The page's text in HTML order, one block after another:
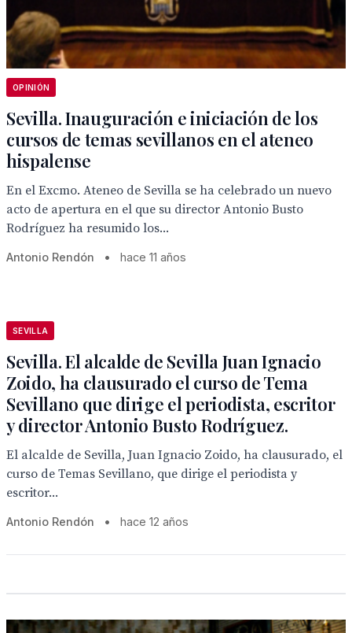
OPINIÓN
Sevilla. Inauguración e iniciación de los
cursos de temas sevillanos en el ateneo
hispalense
En el Excmo. Ateneo de Sevilla se ha celebrado un nuevo
acto de apertura en el que su director Antonio Busto
Rodríguez ha resumido los...
Antonio Rendón • hace 11 años
SEVILLA
Sevilla. El alcalde de Sevilla Juan Ignacio
Zoido, ha clausurado el curso de Tema
Sevillano que dirige el periodista, escritor
y director Antonio Busto Rodríguez.
El alcalde de Sevilla, Juan Ignacio Zoido, ha clausurado, el
curso de Temas Sevillano, que dirige el periodista y
escritor...
Antonio Rendón • hace 12 años